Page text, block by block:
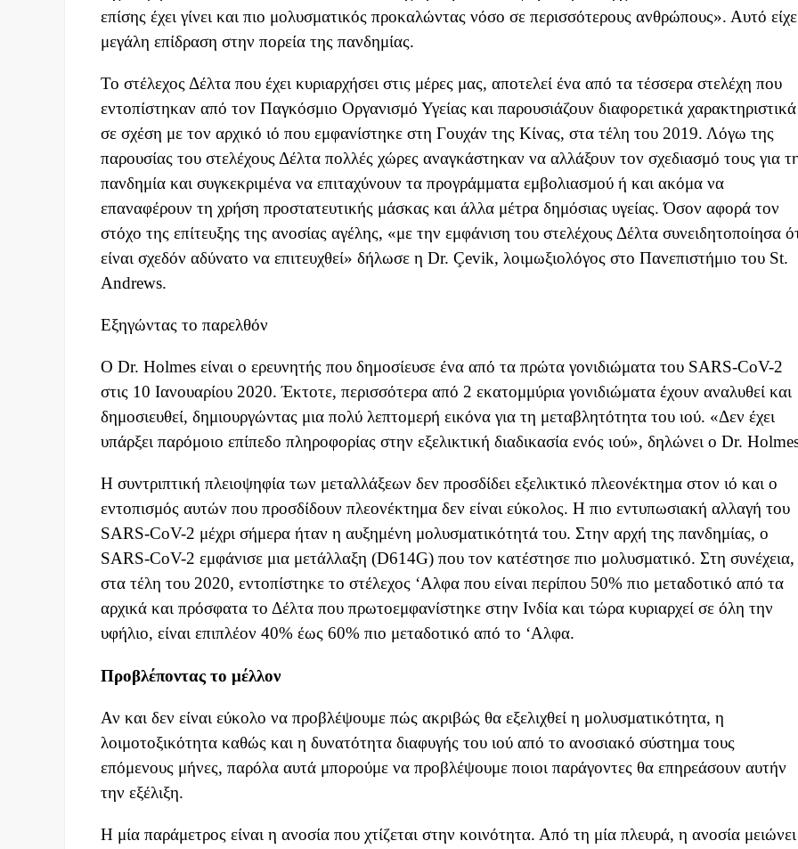
επίσης έχει γίνει και πιο μολυσματικός προκαλώντας νόσο σε περισσότερους ανθρώπους». Αυτό είχε
μεγάλη επίδραση στην πορεία της πανδημίας.
Το στέλεχος Δέλτα που έχει κυριαρχήσει στις μέρες μας, αποτελεί ένα από τα τέσσερα στελέχη που
εντοπίστηκαν από τον Παγκόσμιο Οργανισμό Υγείας και παρουσιάζουν διαφορετικά χαρακτηριστικά
σε σχέση με τον αρχικό ιό που εμφανίστηκε στη Γουχάν της Κίνας, στα τέλη του 2019. Λόγω της
παρουσίας του στελέχους Δέλτα πολλές χώρες αναγκάστηκαν να αλλάξουν τον σχεδιασμό τους για
πανδημία και συγκεκριμένα να επιταχύνουν τα προγράμματα εμβολιασμού ή και ακόμα να
επαναφέρουν τη χρήση προστατευτικής μάσκας και άλλα μέτρα δημόσιας υγείας. Όσον αφορά τον
στόχο της επίτευξης της ανοσίας αγέλης, «με την εμφάνιση του στελέχους Δέλτα συνειδητοποίησα
είναι σχεδόν αδύνατο να επιτευχθεί» δήλωσε η Dr. Çevik, λοιμωξιολόγος στο Πανεπιστήμιο του St.
Andrews.
Εξηγώντας το παρελθόν
Ο Dr. Holmes είναι ο ερευνητής που δημοσίευσε ένα από τα πρώτα γονιδιώματα του SARS-CoV-2
στις 10 Ιανουαρίου 2020. Έκτοτε, περισσότερα από 2 εκατομμύρια γονιδιώματα έχουν αναλυθεί και
δημοσιευθεί, δημιουργώντας μια πολύ λεπτομερή εικόνα για τη μεταβλητότητα του ιού. «Δεν έχει
υπάρξει παρόμοιο επίπεδο πληροφορίας στην εξελικτική διαδικασία ενός ιού», δηλώνει ο Dr.
Η συντριπτική πλειοψηφία των μεταλλάξεων δεν προσδίδει εξελικτικό πλεονέκτημα στον ιό και ο
εντοπισμός αυτών που προσδίδουν πλεονέκτημα δεν είναι εύκολος. Η πιο εντυπωσιακή αλλαγή του
SARS-CoV-2 μέχρι σήμερα ήταν η αυξημένη μολυσματικότητά του. Στην αρχή της πανδημίας, ο
SARS-CoV-2 εμφάνισε μια μετάλλαξη (D614G) που τον κατέστησε πιο μολυσματικό. Στη συνέχεια,
στα τέλη του 2020, εντοπίστηκε το στέλεχος ‘Αλφα που είναι περίπου 50% πιο μεταδοτικό από τα
αρχικά και πρόσφατα το Δέλτα που πρωτοεμφανίστηκε στην Ινδία και τώρα κυριαρχεί σε όλη την
υφήλιο, είναι επιπλέον 40% έως 60% πιο μεταδοτικό από το ‘Αλφα.
Προβλέποντας το μέλλον
Αν και δεν είναι εύκολο να προβλέψουμε πώς ακριβώς θα εξελιχθεί η μολυσματικότητα, η
λοιμοτοξικότητα καθώς και η δυνατότητα διαφυγής του ιού από το ανοσιακό σύστημα τους
επόμενους μήνες, παρόλα αυτά μπορούμε να προβλέψουμε ποιοι παράγοντες θα επηρεάσουν αυτήν
την εξέλιξη.
Η μία παράμετρος είναι η ανοσία που χτίζεται στην κοινότητα. Από τη μία πλευρά, η ανοσία μειώνει